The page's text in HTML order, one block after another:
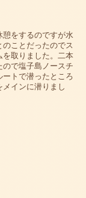
憩をするのですが水
ことだったのでス
を取りました。二本
で塩子島ノースチ
トで潜ったところ
インに潜りまし